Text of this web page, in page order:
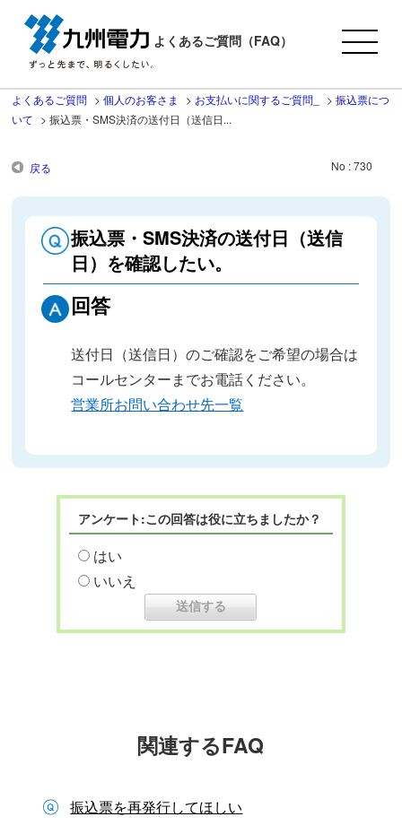
よくあるご質問（FAQ）
よくあるご質問 >個人のお客さま > お支払いに関するご質問_ >振込票につ
いて >振込票・SMS決済の送付日（送信日...
戻る No : 730
振込票・SMS決済の送付日（送信
日）を確認したい。
回答
送付日（送信日）のご確認をご希望の場合は
コールセンターまでお電話ください。
営業所お問い合わせ先一覧
アンケート:この回答は役に立ちましたか？
はい
いいえ
関連するFAQ
振込票を再発行してほしい